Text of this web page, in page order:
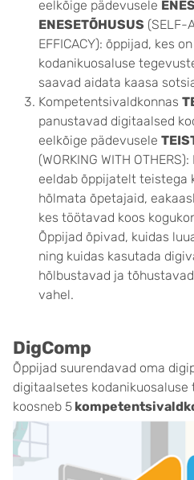
eelkõige pädevusele
ENESETÕHUSUS (SELF-
EFFICACY): õppijad, kes
kodanikuosaluse
saavad aidata kaasa
Kompetentsivaldkonnas
panustavad digitaalsed
eelkõige pädevusele
(WORKING WITH OTHERS):
eeldab õppijatelt teistega
hõlmata õpetajaid,
kes töötavad koos
Õppijad õpivad, kuidas
ning kuidas kasutada
hõlbustavad ja
vahel.
DigComp
Õppijad suurendavad oma
digitaalsetes kodanikuosaluse
koosneb 5